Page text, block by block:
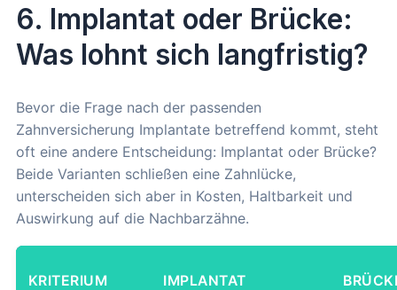
6. Implantat oder Brücke:
Was lohnt sich langfristig?
Bevor die Frage nach der passenden
Zahnversicherung Implantate betreffend kommt, steht
oft eine andere Entscheidung: Implantat oder Brücke?
Beide Varianten schließen eine Zahnlücke,
unterscheiden sich aber in Kosten, Haltbarkeit und
Auswirkung auf die Nachbarzähne.
KRITERIUM IMPLANTAT